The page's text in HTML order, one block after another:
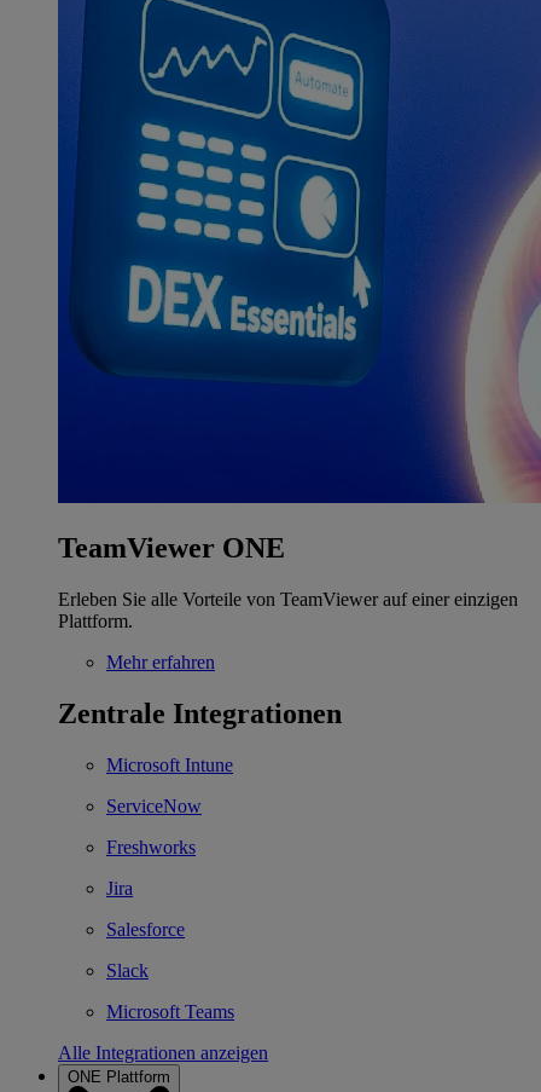
TeamViewer ONE
Erleben Sie alle Vorteile von TeamViewer auf einer einzigen
Plattform.
Mehr erfahren
Zentrale Integrationen
Microsoft Intune
ServiceNow
Freshworks
Jira
Salesforce
Slack
Microsoft Teams
Alle Integrationen anzeigen
ONE Plattform